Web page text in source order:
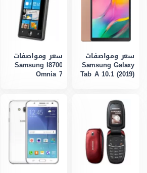
سعر ومواصفات
Samsung Galaxy
Tab A 10.1 (2019)
سعر ومواصفات
Samsung I8700
Omnia 7